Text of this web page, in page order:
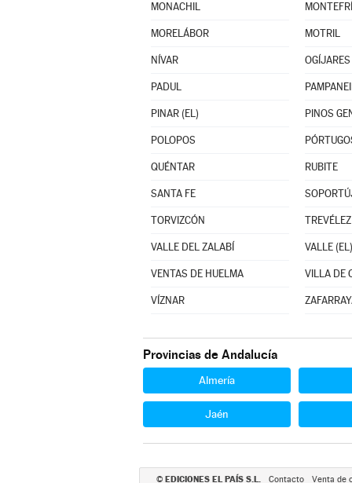
MONACHIL
MORELÁBOR MOTRIL
NÍVAR OGÍJARES
PADUL
PINAR (EL) PINOS
POLOPOS
QUÉNTAR RUBITE
SANTA FE
TORVIZCÓN TREVÉLEZ
VALLE DEL ZALABÍ VALLE (EL)
VENTAS DE HUELMA VILLA DE
VÍZNAR
Provincias de Andalucía
Almería
Jaén
© EDICIONES EL PAÍS S.L. Contacto Venta de